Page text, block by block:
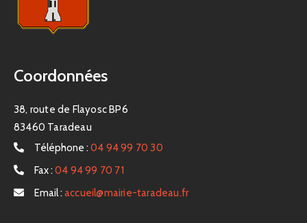
Coordonnées
38, route de Flayosc BP6
83460 Taradeau
Téléphone : 04 94 99 70 30
Fax : 04 94 99 70 71
Email : accueil@mairie-taradeau.fr